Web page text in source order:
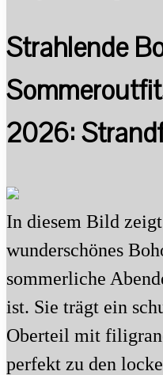
Strahlende
2026:
In diesem Bild
wunderschönes
sommerliche
ist. Sie trägt ein
Oberteil mit
perfekt zu den